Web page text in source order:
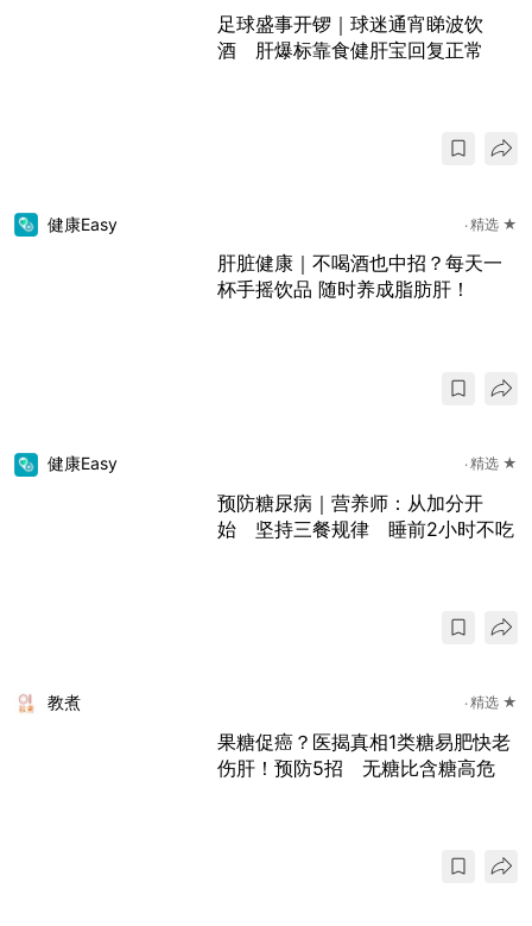
足球盛事开锣｜球迷通宵睇波饮
酒 肝爆标靠食健肝宝回复正常
健康Easy 精选 ★
肝脏健康｜不喝酒也中招？每天一
杯手摇饮品 随时养成脂肪肝！
健康Easy 精选 ★
预防糖尿病｜营养师：从加分开
始 坚持三餐规律 睡前2小时不吃
教煮 精选 ★
果糖促癌？医揭真相1类糖易肥快老
伤肝！预防5招 无糖比含糖高危